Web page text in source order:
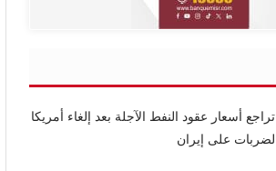
تراجع أسعار عقود النفط الآجلة بعد إلغاء أمريكا
لضربات على إيران